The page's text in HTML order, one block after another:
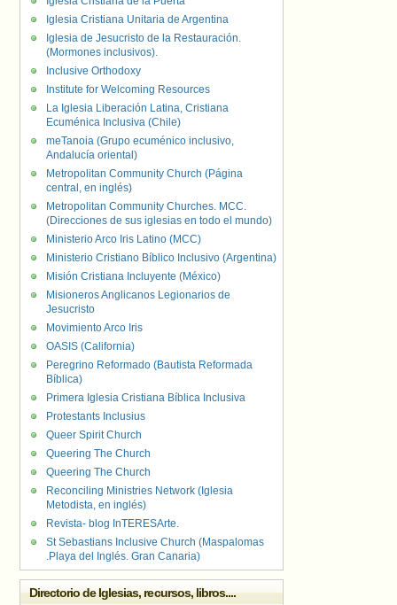
Iglesia Cristiana Unitaria de Argentina
Iglesia de Jesucristo de la Restauración.
(Mormones inclusivos).
Inclusive Orthodoxy
Institute for Welcoming Resources
La Iglesia Liberación Latina, Cristiana
Ecuménica Inclusiva (Chile)
meTanoia (Grupo ecuménico inclusivo,
Andalucía oriental)
Metropolitan Community Church (Página
central, en inglés)
Metropolitan Community Churches. MCC.
(Direcciones de sus iglesias en todo el mundo)
Ministerio Arco Iris Latino (MCC)
Ministerio Cristiano Bíblico Inclusivo (Argentina)
Misión Cristiana Incluyente (México)
Misioneros Anglicanos Legionarios de
Jesucristo
Movimiento Arco Iris
OASIS (California)
Peregrino Reformado (Bautista Reformada
Bíblica)
Primera Iglesia Cristiana Bíblica Inclusiva
Protestants Inclusius
Queer Spirit Church
Queering The Church
Queering The Church
Reconciling Ministries Network (Iglesia
Metodista, en inglés)
Revista- blog InTERESArte.
St Sebastians Inclusive Church (Maspalomas
.Playa del Inglés. Gran Canaria)
Directorio de Iglesias, recursos, libros....